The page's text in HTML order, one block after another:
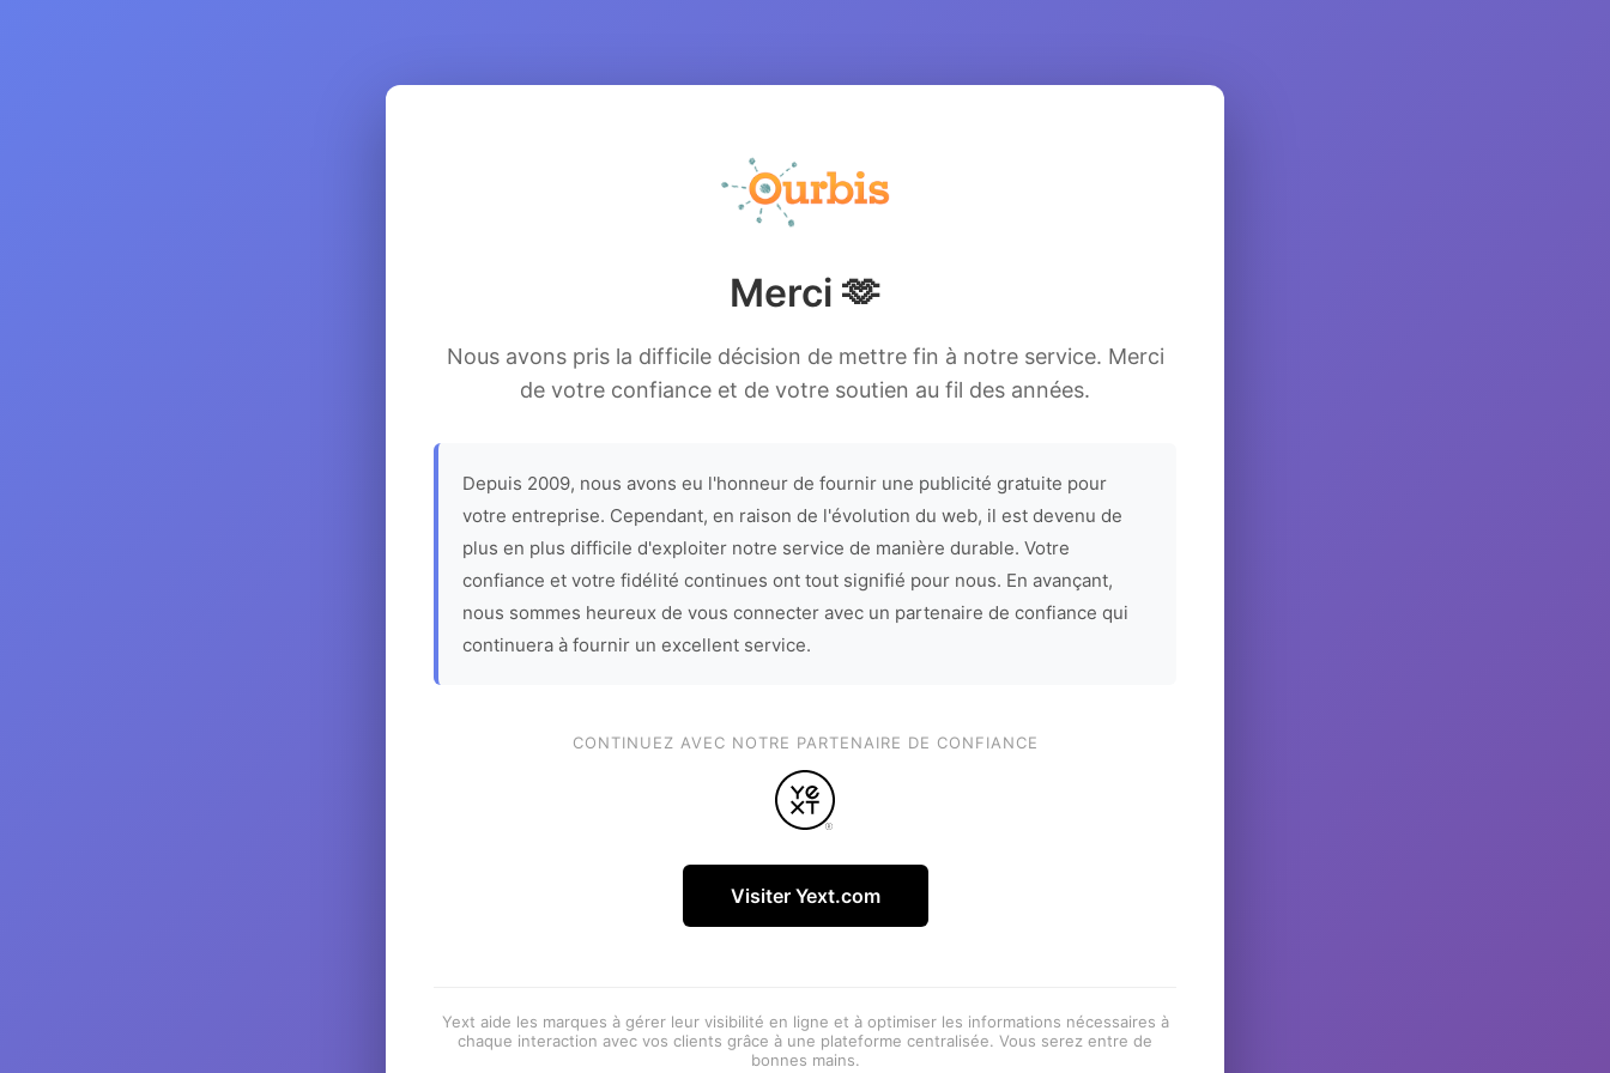
Merci 🫶
Nous avons pris la difficile décision de mettre fin à notre service. Merci
de votre confiance et de votre soutien au fil des années.
Depuis 2009, nous avons eu l'honneur de fournir une publicité gratuite pour
votre entreprise. Cependant, en raison de l'évolution du web, il est devenu de
plus en plus difficile d'exploiter notre service de manière durable. Votre
confiance et votre fidélité continues ont tout signifié pour nous. En avançant,
nous sommes heureux de vous connecter avec un partenaire de confiance qui
continuera à fournir un excellent service.
CONTINUEZ AVEC NOTRE PARTENAIRE DE CONFIANCE
Visiter Yext.com
Yext aide les marques à gérer leur visibilité en ligne et à optimiser les informations nécessaires à
chaque interaction avec vos clients grâce à une plateforme centralisée. Vous serez entre de
bonnes mains.